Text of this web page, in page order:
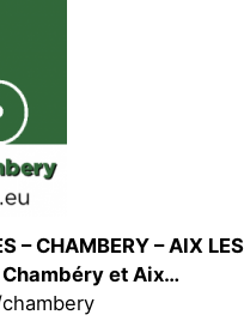
– CHAMBERY – AIX LES
Chambéry et Aix…